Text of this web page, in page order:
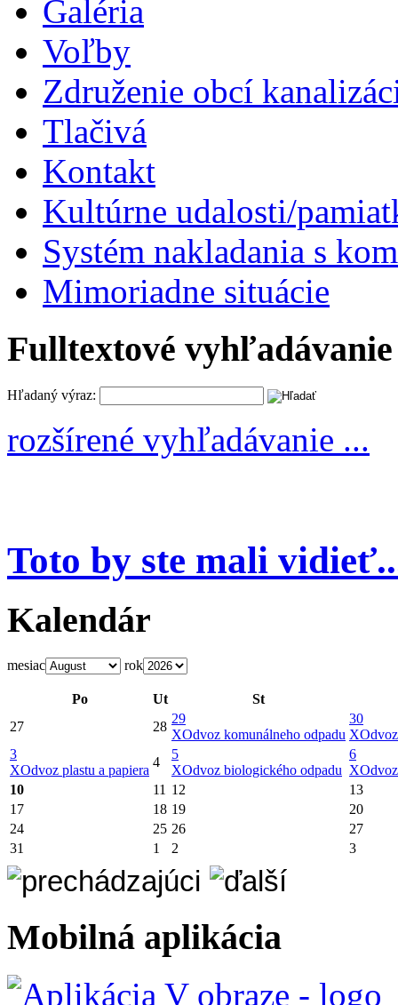
Galéria
Voľby
Združenie obcí
Tlačivá
Kontakt
Kultúrne udalosti/
Systém nakladania s
Mimoriadne situácie
Fulltextové vyhľadávanie
Hľadaný výraz:
rozšírené vyhľadávanie ...
Toto by ste mali
Kalendár
mesiac rok
Po Ut
St
27
28
29
XOdvoz komunálneho odpadu
30
X
3
XOdvoz plastu a papiera
4
5
XOdvoz biologického odpadu
6
X
10
11 12
13
17
18 19
20
24
25 26
27
31
1 2 3
Mobilná aplikácia